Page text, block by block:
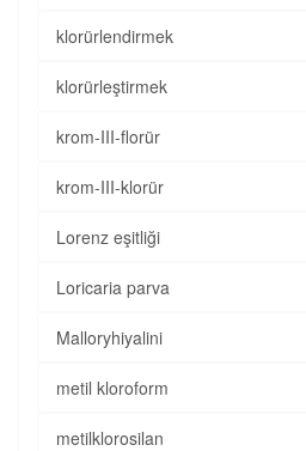
klorürlendirmek
klorürleştirmek
krom-III-florür
krom-III-klorür
Lorenz eşitliği
Loricaria parva
Malloryhiyalini
metil kloroform
metilklorosilan